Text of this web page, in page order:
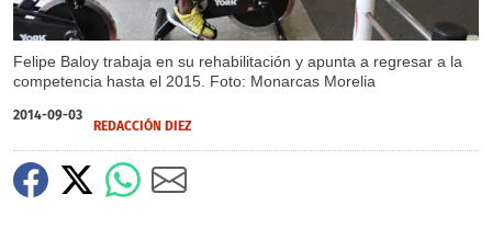
Felipe Baloy trabaja en su rehabilitación y apunta a regresar a la
competencia hasta el 2015. Foto: Monarcas Morelia
2014-09-03
REDACCIÓN DIEZ